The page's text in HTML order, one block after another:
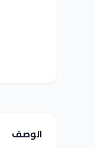
الوصف